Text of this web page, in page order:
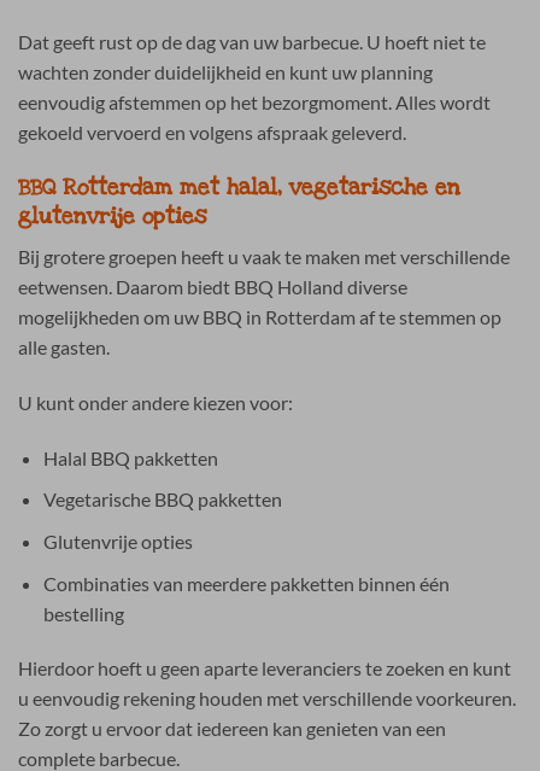
Dat geeft rust op de dag van uw barbecue. U hoeft niet te
wachten zonder duidelijkheid en kunt uw planning
eenvoudig afstemmen op het bezorgmoment. Alles wordt
gekoeld vervoerd en volgens afspraak geleverd.
BBQ Rotterdam met halal, vegetarische en
glutenvrije opties
Bij grotere groepen heeft u vaak te maken met verschillende
eetwensen. Daarom biedt BBQ Holland diverse
mogelijkheden om uw BBQ in Rotterdam af te stemmen op
alle gasten.
U kunt onder andere kiezen voor:
Halal BBQ pakketten
Vegetarische BBQ pakketten
Glutenvrije opties
Combinaties van meerdere pakketten binnen één
bestelling
Hierdoor hoeft u geen aparte leveranciers te zoeken en kunt
u eenvoudig rekening houden met verschillende voorkeuren.
Zo zorgt u ervoor dat iedereen kan genieten van een
complete barbecue.